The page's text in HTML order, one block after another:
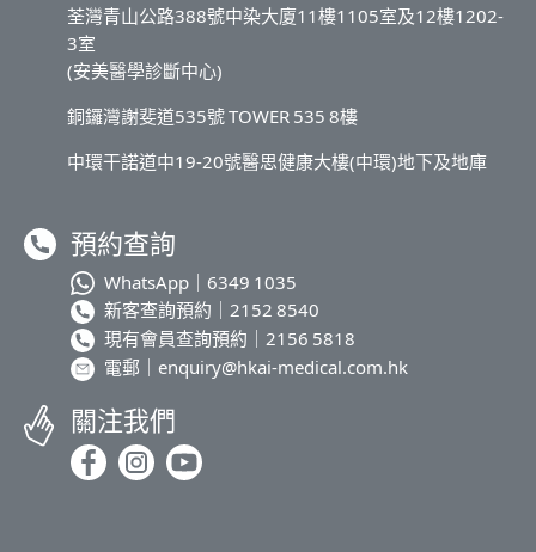
荃灣青山公路388號中染大廈11樓1105室及12樓1202-
3室
(安美醫學診斷中心)
銅鑼灣謝斐道535號 TOWER 535 8樓
中環干諾道中19-20號醫思健康大樓(中環)地下及地庫
預約查詢
WhatsApp｜ 6349 1035
新客查詢預約｜2152 8540
現有會員查詢預約｜2156 5818
電郵｜ enquiry@hkai-medical.com.hk
關注我們